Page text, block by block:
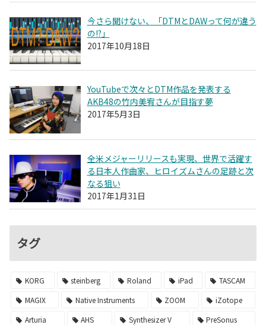
今さら聞けない、「DTMとDAWって何が違う
の!?」
2017年10月18日
YouTubeで次々とDTM作品を発表する
AKB48の竹内美宥さんが目指す夢
2017年5月3日
全米メジャーリリースも実現、世界で活躍す
る日本人作曲家、ヒロイズムさんの足跡と次
なる狙い
2017年1月31日
タグ
KORG steinberg Roland iPad
TASCAM
MAGIX
Native Instruments ZOOM
iZotope
Arturia
AHS Synthesizer V
PreSonus